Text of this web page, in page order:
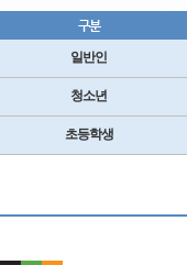
구분
일반인
청소년
초등학생